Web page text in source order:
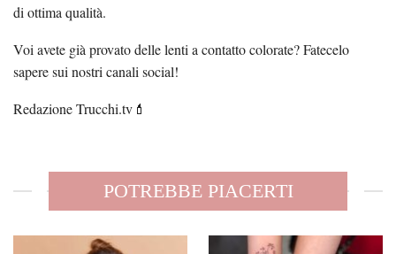
di ottima qualità.
Voi avete già provato delle lenti a contatto colorate? Fatecelo
sapere sui nostri canali social!
Redazione Trucchi.tv💄
POTREBBE PIACERTI